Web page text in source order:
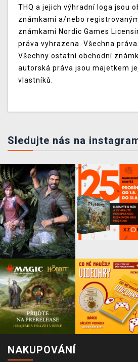
THQ a jejich výhradní loga jsou
známkami a/nebo
známkami Nordic Games
práva vyhrazena. Všechna
Všechny ostatní obchodní
autorská práva jsou majetkem
vlastníků.
Sledujte nás na
NAKUPOVÁNÍ